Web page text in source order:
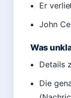
Er
John
Was
Details
Die